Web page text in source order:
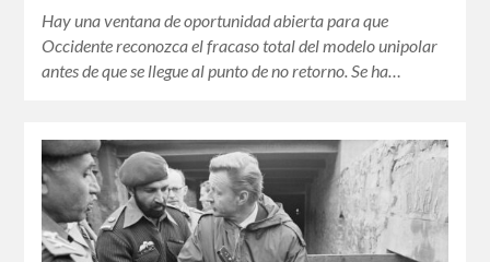
Hay una ventana de oportunidad abierta para que
Occidente reconozca el fracaso total del modelo unipolar
antes de que se llegue al punto de no retorno. Se ha…